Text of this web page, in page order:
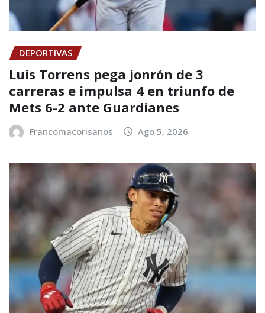
DEPORTIVAS
Luis Torrens pega jonrón de 3
carreras e impulsa 4 en triunfo de
Mets 6-2 ante Guardianes
Francomacorisanos Ago 5, 2026